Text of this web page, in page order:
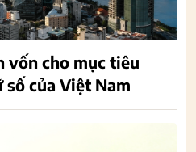
vốn cho mục tiêu
của Việt Nam